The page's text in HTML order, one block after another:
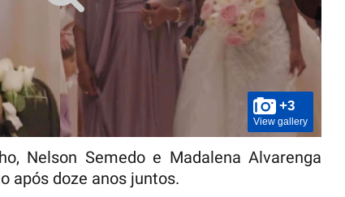
+3
View gallery
Nelson Semedo e Madalena Alvarenga
após doze anos juntos.